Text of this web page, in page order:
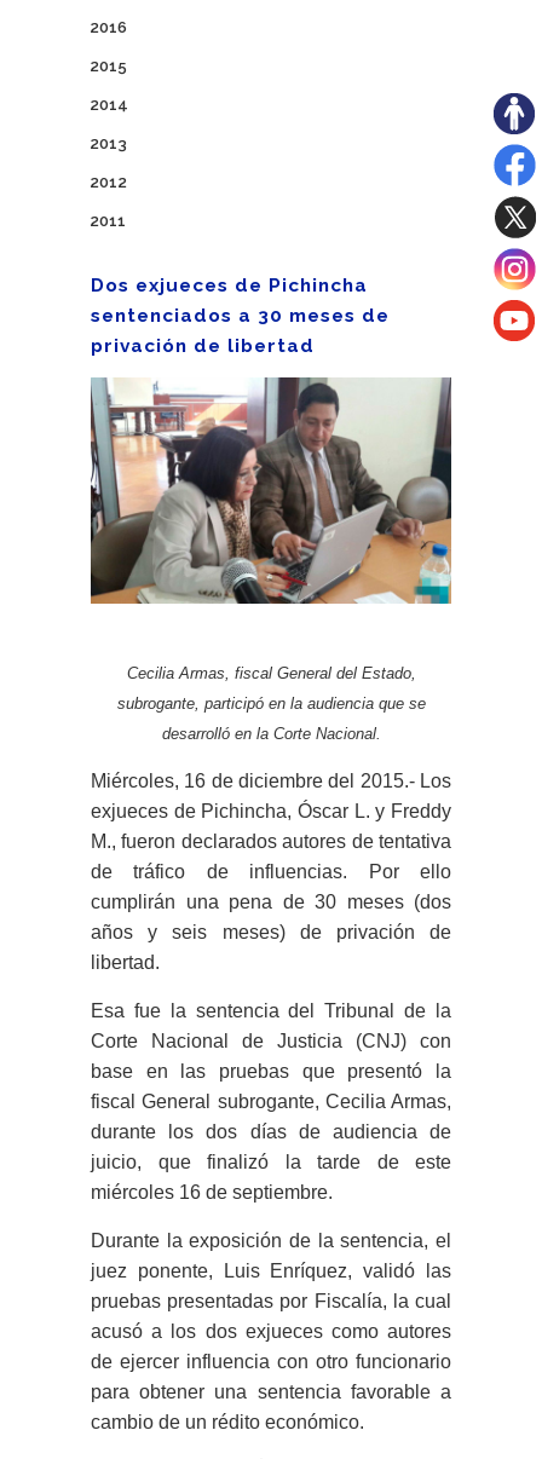
2016
2015
2014
2013
2012
2011
Dos exjueces de Pichincha
sentenciados a 30 meses de
privación de libertad
Cecilia Armas, fiscal General del Estado,
subrogante, participó en la audiencia que se
desarrolló en la Corte Nacional.
Miércoles, 16 de diciembre del 2015.- Los
exjueces de Pichincha, Óscar L. y Freddy
M., fueron declarados autores de tentativa
de tráfico de influencias. Por ello
cumplirán una pena de 30 meses (dos
años y seis meses) de privación de
libertad.
Esa fue la sentencia del Tribunal de la
Corte Nacional de Justicia (CNJ) con
base en las pruebas que presentó la
fiscal General subrogante, Cecilia Armas,
durante los dos días de audiencia de
juicio, que finalizó la tarde de este
miércoles 16 de septiembre.
Durante la exposición de la sentencia, el
juez ponente, Luis Enríquez, validó las
pruebas presentadas por Fiscalía, la cual
acusó a los dos exjueces como autores
de ejercer influencia con otro funcionario
para obtener una sentencia favorable a
cambio de un rédito económico.